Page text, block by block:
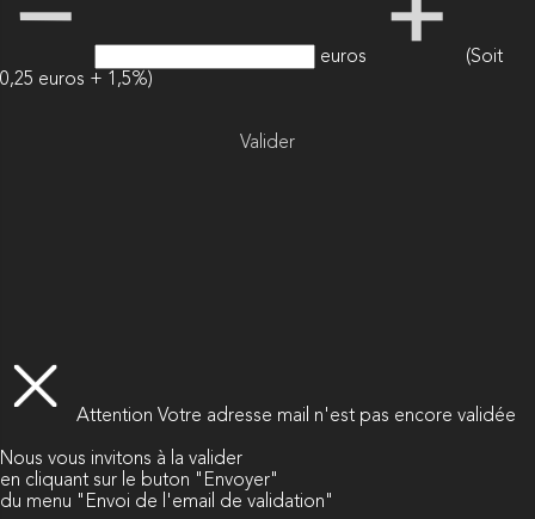
euros
(Soit
0,25 euros + 1,5%)
Valider
Attention Votre adresse mail n'est pas encore validée
Nous vous invitons à la valider
en cliquant sur le buton "Envoyer"
du menu "Envoi de l'email de validation"